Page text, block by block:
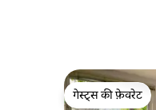
गेस्ट्स की फ़ेवरेट
गेस्ट्स की फ़ेवरेट